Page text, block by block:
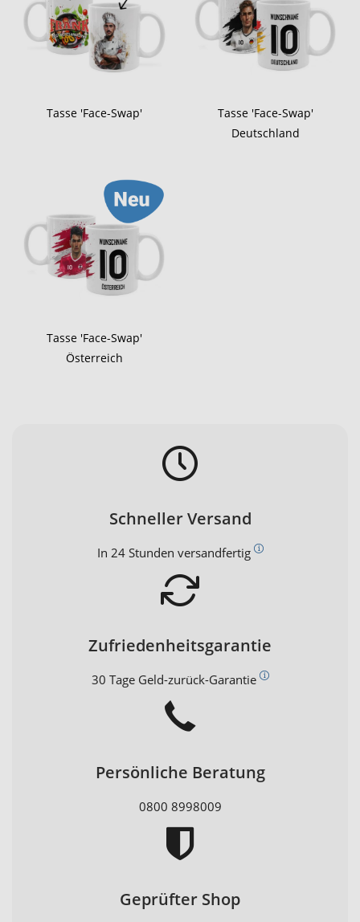
Tasse 'Face-Swap'
Tasse 'Face-Swap'
Deutschland
Tasse 'Face-Swap'
Österreich
Schneller Versand
In 24 Stunden versandfertig
Zufriedenheitsgarantie
30 Tage Geld-zurück-Garantie
Persönliche Beratung
0800 8998009
Geprüfter Shop